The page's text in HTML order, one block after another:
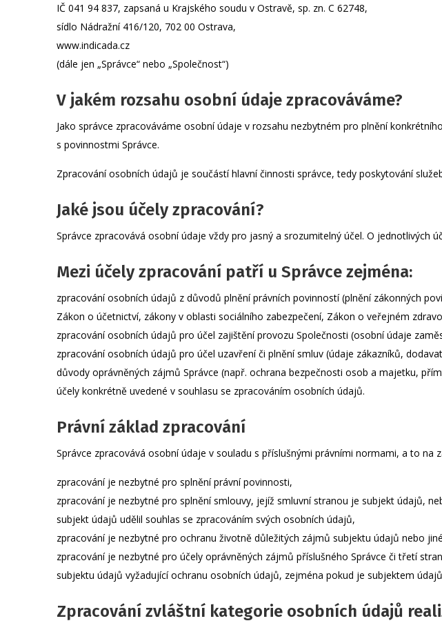
IČ 041 94 837, zapsaná u Krajského soudu v Ostravě, sp. zn. C 62748,
sídlo Nádražní 416/120, 702 00 Ostrava,
www.indicada.cz
(dále jen „Správce“ nebo „Společnost“)
V jakém rozsahu osobní údaje zpracováváme?
Jako správce zpracováváme osobní údaje v rozsahu nezbytném pro plnění
s povinnostmi Správce.
Zpracování osobních údajů je součástí hlavní činnosti správce, tedy poskytování
Jaké jsou účely zpracování?
Správce zpracovává osobní údaje vždy pro jasný a srozumitelný účel. O jednotlivých
Mezi účely zpracování patří u Správce zejména:
zpracování osobních údajů z důvodů plnění právních povinností (plnění zákonných
Zákon o účetnictví, zákony v oblasti sociálního zabezpečení, Zákon o veřejném
zpracování osobních údajů pro účel zajištění provozu Společnosti (osobní údaje
zpracování osobních údajů pro účel uzavření či plnění smluv (údaje zákazníků,
důvody oprávněných zájmů Správce (např. ochrana bezpečnosti osob a majetku,
účely konkrétně uvedené v souhlasu se zpracováním osobních údajů.
Právní základ zpracování
Správce zpracovává osobní údaje v souladu s příslušnými právními normami, a to na
zpracování je nezbytné pro splnění právní povinnosti,
zpracování je nezbytné pro splnění smlouvy, jejíž smluvní stranou je subjekt údajů,
subjekt údajů udělil souhlas se zpracováním svých osobních údajů,
zpracování je nezbytné pro ochranu životně důležitých zájmů subjektu údajů nebo
zpracování je nezbytné pro účely oprávněných zájmů příslušného Správce či třetí
subjektu údajů vyžadující ochranu osobních údajů, zejména pokud je subjektem
Zpracování zvláštní kategorie osobních údajů